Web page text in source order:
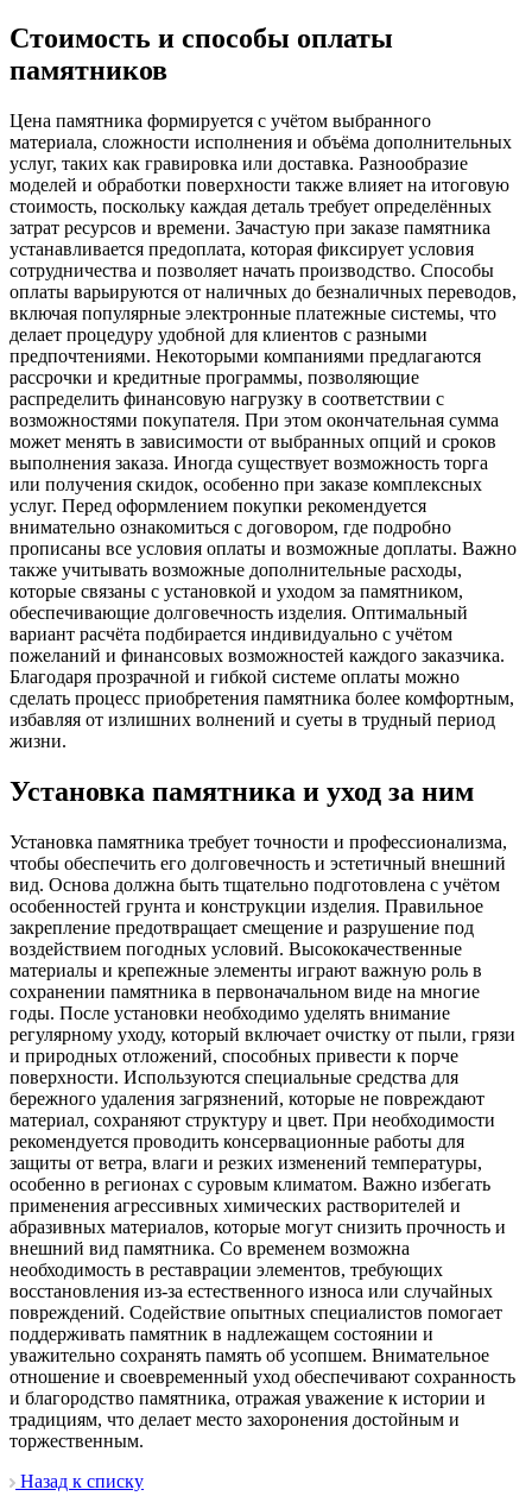
Стоимость и способы оплаты
памятников
Цена памятника формируется с учётом выбранного
материала, сложности исполнения и объёма дополнительных
услуг, таких как гравировка или доставка. Разнообразие
моделей и обработки поверхности также влияет на итоговую
стоимость, поскольку каждая деталь требует определённых
затрат ресурсов и времени. Зачастую при заказе памятника
устанавливается предоплата, которая фиксирует условия
сотрудничества и позволяет начать производство. Способы
оплаты варьируются от наличных до безналичных переводов,
включая популярные электронные платежные системы, что
делает процедуру удобной для клиентов с разными
предпочтениями. Некоторыми компаниями предлагаются
рассрочки и кредитные программы, позволяющие
распределить финансовую нагрузку в соответствии с
возможностями покупателя. При этом окончательная сумма
может менять в зависимости от выбранных опций и сроков
выполнения заказа. Иногда существует возможность торга
или получения скидок, особенно при заказе комплексных
услуг. Перед оформлением покупки рекомендуется
внимательно ознакомиться с договором, где подробно
прописаны все условия оплаты и возможные доплаты. Важно
также учитывать возможные дополнительные расходы,
которые связаны с установкой и уходом за памятником,
обеспечивающие долговечность изделия. Оптимальный
вариант расчёта подбирается индивидуально с учётом
пожеланий и финансовых возможностей каждого заказчика.
Благодаря прозрачной и гибкой системе оплаты можно
сделать процесс приобретения памятника более комфортным,
избавляя от излишних волнений и суеты в трудный период
жизни.
Установка памятника и уход за ним
Установка памятника требует точности и профессионализма,
чтобы обеспечить его долговечность и эстетичный внешний
вид. Основа должна быть тщательно подготовлена с учётом
особенностей грунта и конструкции изделия. Правильное
закрепление предотвращает смещение и разрушение под
воздействием погодных условий. Высококачественные
материалы и крепежные элементы играют важную роль в
сохранении памятника в первоначальном виде на многие
годы. После установки необходимо уделять внимание
регулярному уходу, который включает очистку от пыли, грязи
и природных отложений, способных привести к порче
поверхности. Используются специальные средства для
бережного удаления загрязнений, которые не повреждают
материал, сохраняют структуру и цвет. При необходимости
рекомендуется проводить консервационные работы для
защиты от ветра, влаги и резких изменений температуры,
особенно в регионах с суровым климатом. Важно избегать
применения агрессивных химических растворителей и
абразивных материалов, которые могут снизить прочность и
внешний вид памятника. Со временем возможна
необходимость в реставрации элементов, требующих
восстановления из-за естественного износа или случайных
повреждений. Содействие опытных специалистов помогает
поддерживать памятник в надлежащем состоянии и
уважительно сохранять память об усопшем. Внимательное
отношение и своевременный уход обеспечивают сохранность
и благородство памятника, отражая уважение к истории и
традициям, что делает место захоронения достойным и
торжественным.
Назад к списку